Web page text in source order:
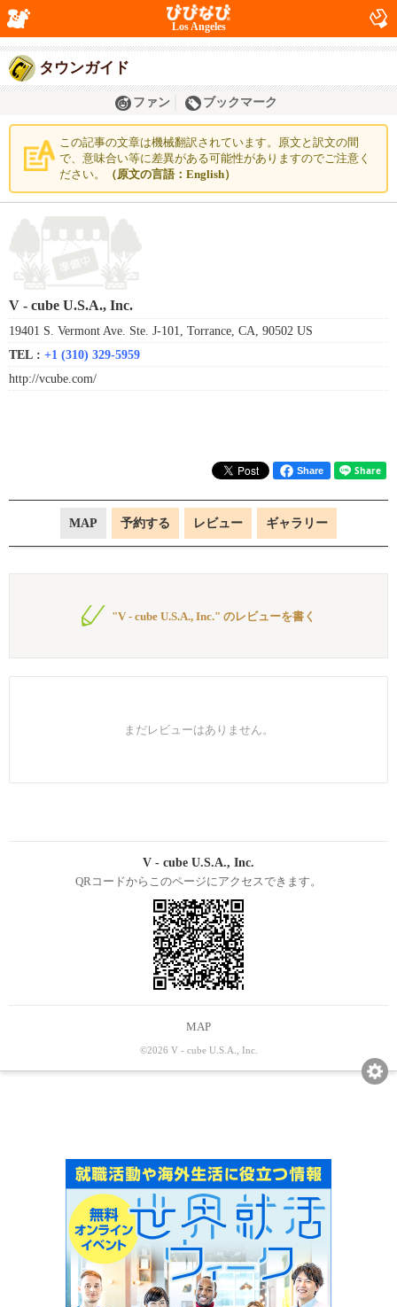
Los Angeles
タウンガイド
ファン ブックマーク
この記事の文章は機械翻訳されています。原文と訳文の間
で、意味合い等に差異がある可能性がありますのでご注意く
ださい。
（原文の言語：English）
V - cube U.S.A., Inc.
19401 S. Vermont Ave. Ste. J-101, Torrance, CA, 90502 US
TEL : +1 (310) 329-5959
http://vcube.com/
Share
MAP 予約する レビュー ギャラリー
"V - cube U.S.A., Inc." のレビューを書く
まだレビューはありません。
V - cube U.S.A., Inc.
QRコードからこのページにアクセスできます。
MAP
©2026 V - cube U.S.A., Inc.